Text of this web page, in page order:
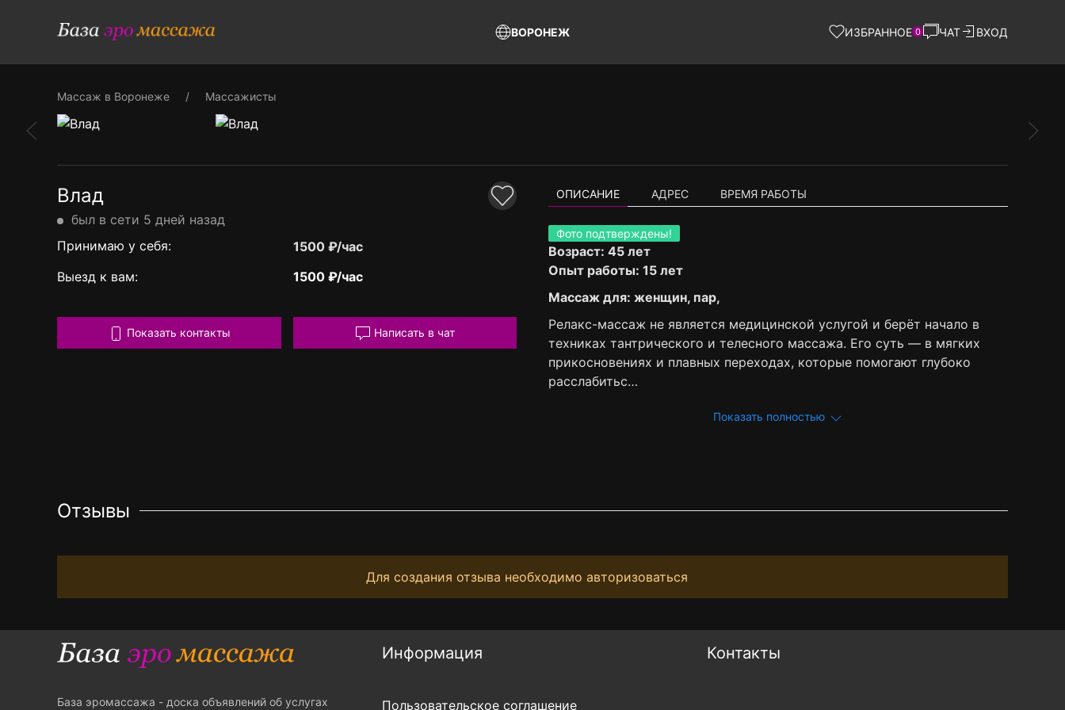
ВОРОНЕЖ ИЗБРАННОЕ 0 ЧАТ ВХОД
Массаж в Воронеже Массажисты
Влад
был в сети 5 дней назад
Принимаю у себя:
1500 ₽/час
Выезд к вам:
1500 ₽/час
Показать контакты Написать в чат
ОПИСАНИЕ АДРЕС ВРЕМЯ РАБОТЫ
Фото подтверждены!
Возраст: 45 лет
Опыт работы: 15 лет
Массаж для: женщин, пар,
Релакс-массаж не является медицинской услугой и берёт начало в
техниках тантрического и телесного массажа. Его суть — в мягких
прикосновениях и плавных переходах, которые помогают глубоко
расслабитьс…
Показать полностью
Отзывы
Для создания отзыва необходимо авторизоваться
База эромассажа - доска объявлений об услугах
Информация
Пользовательское соглашение
Контакты